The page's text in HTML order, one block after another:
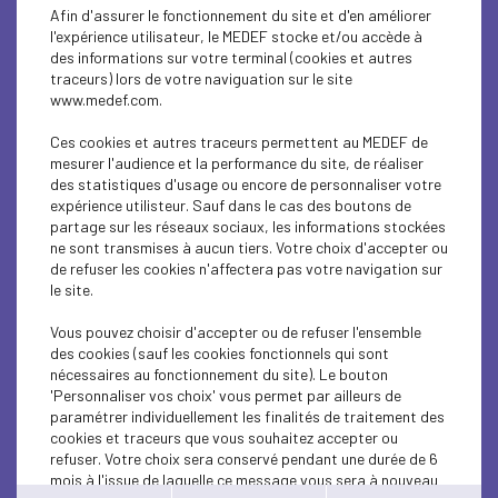
SOCIAL
ECONOMY
ECONOMY
SOCIAL
INTERNATIONAL - EUROPE
SOCIAL
SOCIAL
SOCIAL
SOCIAL
SOCIAL
SOCIAL
Afin d'assurer le fonctionnement du site et d'en améliorer
l'expérience utilisateur, le MEDEF stocke et/ou accède à
des informations sur votre terminal (cookies et autres
traceurs) lors de votre naviguation sur le site
www.medef.com.
Ces cookies et autres traceurs permettent au MEDEF de
mesurer l'audience et la performance du site, de réaliser
des statistiques d'usage ou encore de personnaliser votre
expérience utilisteur. Sauf dans le cas des boutons de
partage sur les réseaux sociaux, les informations stockées
ne sont transmises à aucun tiers. Votre choix d'accepter ou
de refuser les cookies n'affectera pas votre navigation sur
le site.
Vous pouvez choisir d'accepter ou de refuser l'ensemble
des cookies (sauf les cookies fonctionnels qui sont
nécessaires au fonctionnement du site). Le bouton
'Personnaliser vos choix' vous permet par ailleurs de
paramétrer individuellement les finalités de traitement des
cookies et traceurs que vous souhaitez accepter ou
refuser. Votre choix sera conservé pendant une durée de 6
mois à l'issue de laquelle ce message vous sera à nouveau